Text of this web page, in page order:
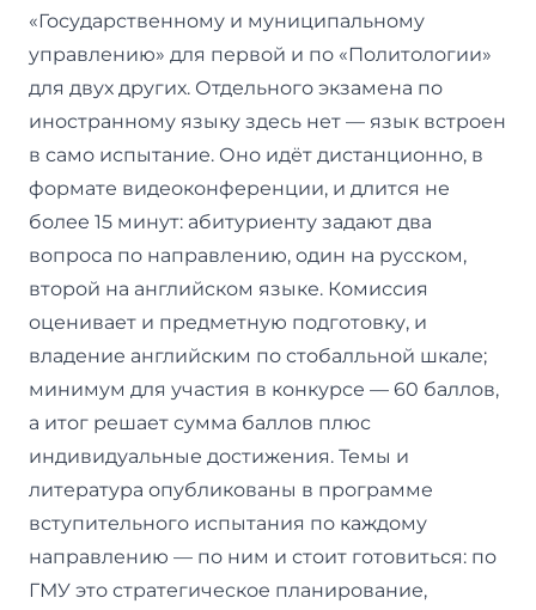
«Государственному и муниципальному
управлению» для первой и по «Политологии»
для двух других. Отдельного экзамена по
иностранному языку здесь нет — язык встроен
в само испытание. Оно идёт дистанционно, в
формате видеоконференции, и длится не
более 15 минут: абитуриенту задают два
вопроса по направлению, один на русском,
второй на английском языке. Комиссия
оценивает и предметную подготовку, и
владение английским по стобалльной шкале;
минимум для участия в конкурсе — 60 баллов,
а итог решает сумма баллов плюс
индивидуальные достижения. Темы и
литература опубликованы в программе
вступительного испытания по каждому
направлению — по ним и стоит готовиться: по
ГМУ это стратегическое планирование,